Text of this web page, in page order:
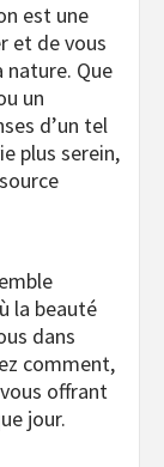
est une
et de vous
Que
un
d’un tel
plus serein,
la beauté
dans
comment,
offrant
jour.